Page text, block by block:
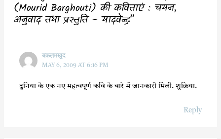
k
r
p
(Mourid Barghouti) की कविताएं : चयन,
अनुवाद तथा प्रस्तुति – यादवेन्द्र”
बकलमखुद
MAY 6, 2009 AT 6:16 PM
दुनिया के एक नए महत्वपूर्ण कवि के बारे में जानकारी मिली. शुक्रिया.
Reply